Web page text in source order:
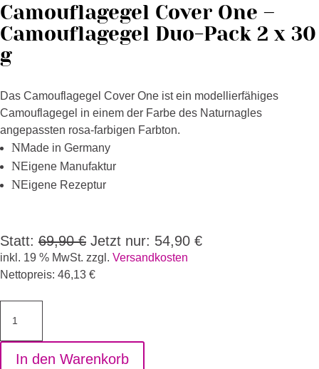
Camouflagegel Cover One –
Camouflagegel Duo-Pack 2 x 30
g
Das Camouflagegel Cover One ist ein modellierfähiges
Camouflagegel in einem der Farbe des Naturnagles
angepassten rosa-farbigen Farbton.
NMade in Germany
NEigene Manufaktur
NEigene Rezeptur
Statt: 69,90€ Jetzt nur: 54,90 €
inkl. 19 % MwSt. zzgl. Versandkosten
Nettopreis: 46,13 €
Cover
One
In den Warenkorb